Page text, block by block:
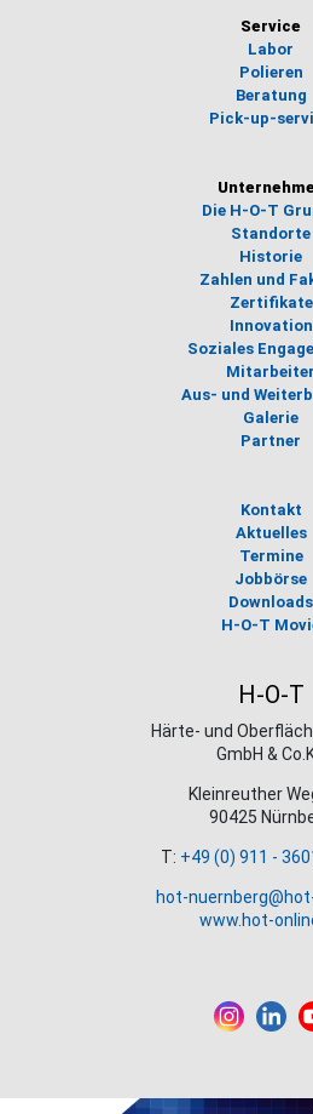
Service
Labor
Polieren
Beratung
Pick-up-
Die H-O-T
Standorte
Historie
Zahlen und
Zertifikate
Innovation
Soziales
Mitarbeiter
Aus- und
Galerie
Partner
Kontakt
Aktuelles
Termine
Jobbörse
Downloads
H-O-T
H-O-T
Härte- und
GmbH &
Kleinreuther
90425
T: +49 (0) 911 -
hot-
www.hot-